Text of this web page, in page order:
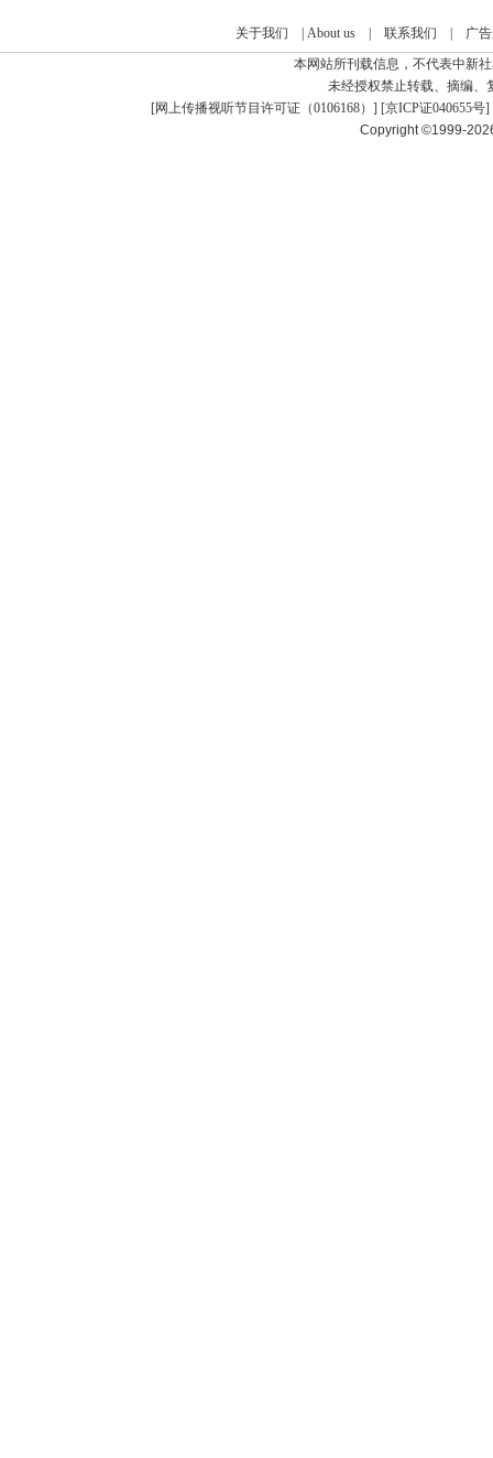
关于我们 About us| 联系我们
广
本网站所刊载信息，不代表中新
未经授权禁止转载、摘编、
[网上传播视听节目许可证（0106168） ] [京ICP证040655号]
Copyright ©1999-